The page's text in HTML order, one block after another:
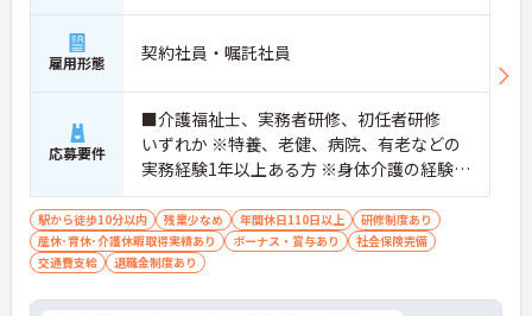
雇用形態 契約社員・嘱託社員
応募要件
■介護福祉士、実務者研修、初任者研修
いずれか ※特養、老健、病院、有老などの
実務経験1年以上ある方 ※身体介護の経験年
以上ある方、機械浴の使用の経験のある方
歓迎
駅から徒歩10分以内 残業少なめ 年間休日110日以上
研修制度あり
産休･育休･介護休暇取得実績あり
ボーナス・賞与あり
社会保険完備
交通費支給
退職金制度あり